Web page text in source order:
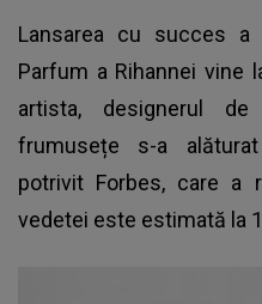
Lansarea cu succes a
Parfum a Rihannei vine
artista, designerul
frumusețe s-a alăturat
potrivit Forbes, care a
vedetei este estimată la